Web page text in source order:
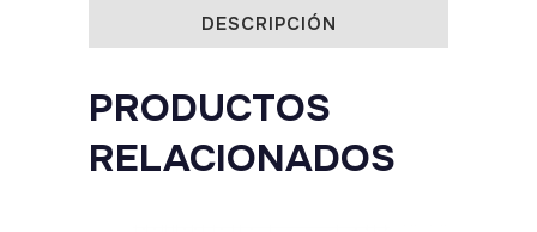
8"
quantity
DESCRIPCIÓN
PRODUCTOS
RELACIONADOS